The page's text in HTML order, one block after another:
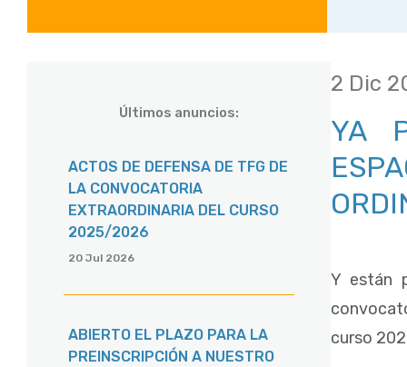
Últimos anuncios:
ACTOS DE DEFENSA DE TFG DE
LA CONVOCATORIA
EXTRAORDINARIA DEL CURSO
2025/2026
20 Jul 2026
ABIERTO EL PLAZO PARA LA
PREINSCRIPCIÓN A NUESTRO
2 Dic
YA
Y están
curso